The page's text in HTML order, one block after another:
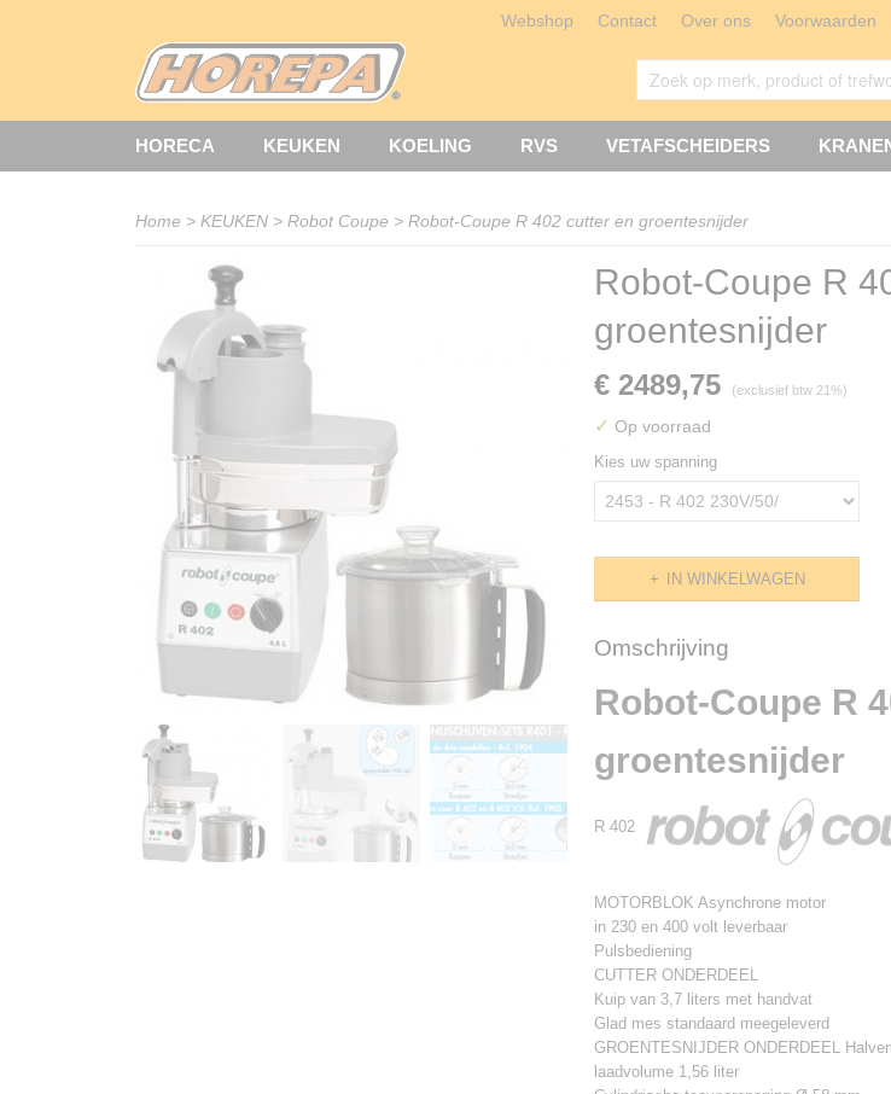
Webshop Contact Over ons Voorwaarden
HORECA KEUKEN KOELING RVS VETAFSCHEIDERS
Home > KEUKEN > Robot Coupe > Robot-Coupe R 402 cutter en groentesnijder
Robot-Coupe R
groentesnijder
€ 2489,75 (exclusief btw 21%)
✓ Op voorraad
Kies uw spanning
IN WINKELWAGEN
Omschrijving
Robot-Coupe R
groentesnijder
R 402
MOTORBLOK Asynchrone motor
in 230 en 400 volt leverbaar
Pulsbediening
CUTTER ONDERDEEL
Kuip van 3,7 liters met handvat
Glad mes standaard meegeleverd
GROENTESNIJDER ONDERDEEL
laadvolume 1,56 liter